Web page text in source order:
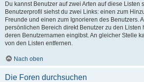
Du kannst Benutzer auf zwei Arten auf diese Listen
Benutzerprofil siehst du zwei Links: einen zum
Freunde und einen zum Ignorieren des Benutzers.
persönlichen Bereich direkt Benutzer zu den Listen
deren Benutzernamen eingibst. An gleicher Stelle
von den Listen entfernen.
Nach oben
Die Foren durchsuchen